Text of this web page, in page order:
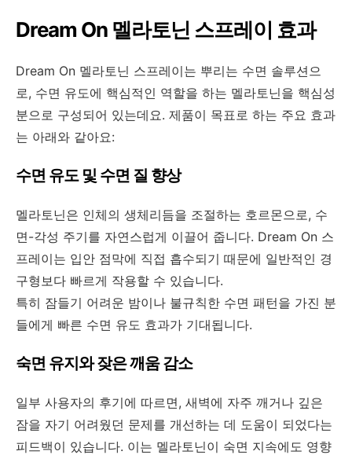
Dream On 멜라토닌 스프레이 효과
Dream On 멜라토닌 스프레이는 뿌리는 수면 솔루션으
로, 수면 유도에 핵심적인 역할을 하는 멜라토닌을 핵심성
분으로 구성되어 있는데요. 제품이 목표로 하는 주요 효과
는 아래와 같아요:
수면 유도 및 수면 질 향상
멜라토닌은 인체의 생체리듬을 조절하는 호르몬으로, 수
면-각성 주기를 자연스럽게 이끌어 줍니다. Dream On 스
프레이는 입안 점막에 직접 흡수되기 때문에 일반적인 경
구형보다 빠르게 작용할 수 있습니다.
특히 잠들기 어려운 밤이나 불규칙한 수면 패턴을 가진 분
들에게 빠른 수면 유도 효과가 기대됩니다.
숙면 유지와 잦은 깨움 감소
일부 사용자의 후기에 따르면, 새벽에 자주 깨거나 깊은
잠을 자기 어려웠던 문제를 개선하는 데 도움이 되었다는
피드백이 있습니다. 이는 멜라토닌이 숙면 지속에도 영향